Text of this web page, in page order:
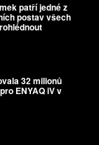
patří jedné z
postav všech
32 milionů
ENYAQ iV v